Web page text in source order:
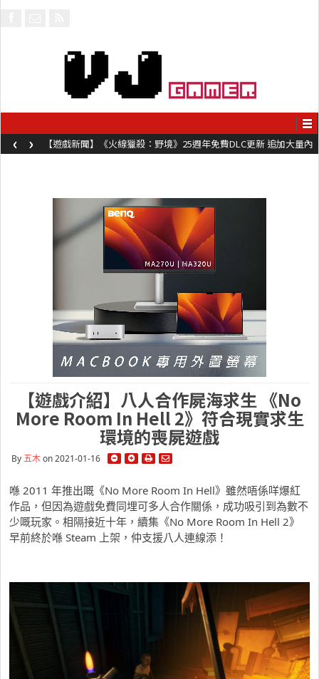
【遊戲新聞】《火線獵殺：野境》25週年免費DLC更新 追加大量內
容同時系舊作限時超平價折扣
‹ ›
【遊戲介紹】八人合作屍海求生 《No
More Room In Hell 2》符合現實求生
環境的喪屍遊戲
By五木on 2021-01-16
喺 2011 年推出嘅《No More Room In Hell》雖然唔係咩爆紅
作品，但因為遊戲免費同埋可多人合作關係，成功吸引到為數不
少嘅玩家。相隔接近十年，續集《No More Room In Hell 2》
早前終於喺 Steam 上架，仲支援八人連線添！